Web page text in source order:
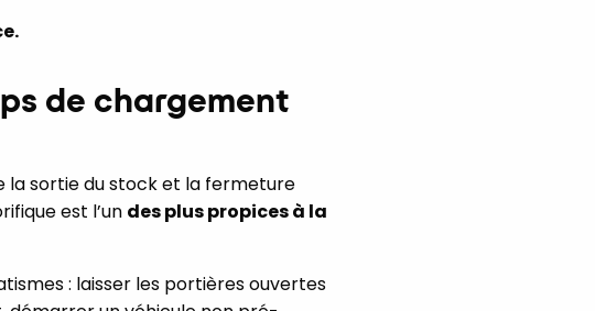
de chargement
la sortie du stock et la fermeture
est l’un des plus propices à la
: laisser les portières ouvertes